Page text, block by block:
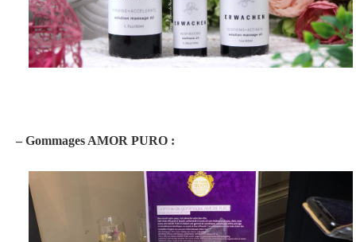
– Gommages AMOR PURO :